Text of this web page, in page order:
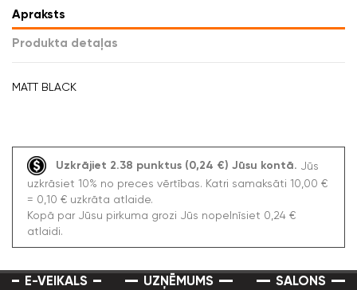
Apraksts
Produkta detaļas
MATT BLACK
Uzkrājiet 2.38 punktus (0,24 €) Jūsu kontā.
Jūs
uzkrāsiet 10% no preces vērtības. Katri samaksāti 10,00 €
= 0,10 € uzkrāta atlaide.
Kopā par Jūsu pirkuma grozi Jūs nopelnīsiet 0,24 €
atlaidi.
E-VEIKALS UZŅĒMUMS SALONS